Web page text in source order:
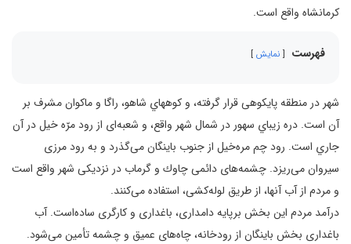
کرمانشاه واقع است.
فهرست نمایش
شهر در منطقه پايكوهى‌ قرار گرفته‌، و كوههاي‌ شاهو، راگا و ماكوان‌ مشرف‌ بر
آن‌ است‌. دره زيباي‌ سهور در شمال‌ شهر واقع‌، و شعبه‌ای از رود مرّه‌ خيل‌ در آن‌
جاري‌ است‌. رود چم‌ مره‌خيل‌ از جنوب‌ باينگان‌ مى‌گذرد و به‌ رود مرزی
سيروان‌ مى‌ريزد. چشمه‌های دائمى‌ چاوك‌ و گرماب‌ در نزديكى‌ شهر واقع‌ است‌
و مردم‌ از آب‌ آنها، از طريق‌ لوله‌كشى‌، استفاده‌ مى‌كنند.
درآمد مردم این بخش برپایه دامداری، باغداری و کارگری ساده‌است. آب
باغداری بخش باینگان از رودخانه، چاه‌های عمیق و چشمه تأمین می‌شود.